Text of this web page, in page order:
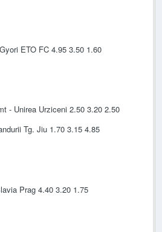
ETO FC 4.95 3.50 1.60
- Unirea Urziceni 2.50 3.20 2.50
Tg. Jiu 1.70 3.15 4.85
Prag 4.40 3.20 1.75